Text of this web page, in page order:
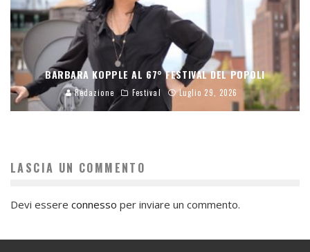
BARBARA KOPPLE AL 67° FESTIVAL DEL POPOLI
Redazione Festival Luglio 29, 2026
LASCIA UN COMMENTO
Devi essere connesso per inviare un commento.